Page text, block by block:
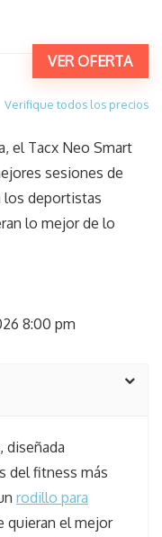
VER OFERTA
Verifique todos los precios
el Tacx Neo Smart
sesiones de
los deportistas
lo mejor de lo
8:00 pm
diseñada
del fitness más
rodillo para
quieran el mejor